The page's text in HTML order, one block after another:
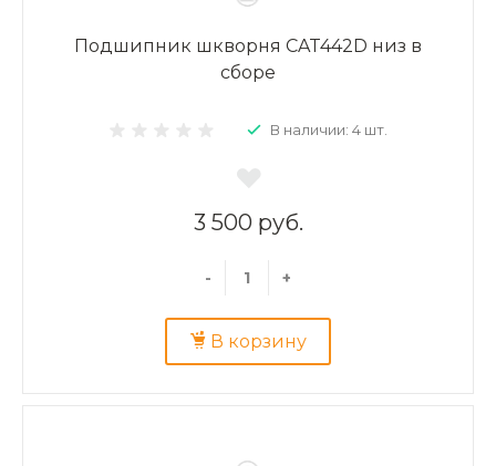
Подшипник шкворня CAT442D низ в
сборе
В наличии: 4 шт.
3 500 руб.
- +
В корзину